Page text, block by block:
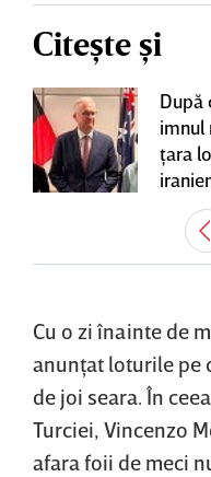
Citește și
După
imnul
ţara
Cu o zi înainte de
anunţat loturile pe
de joi seara. În
Turciei, Vincenzo
afara foii de meci